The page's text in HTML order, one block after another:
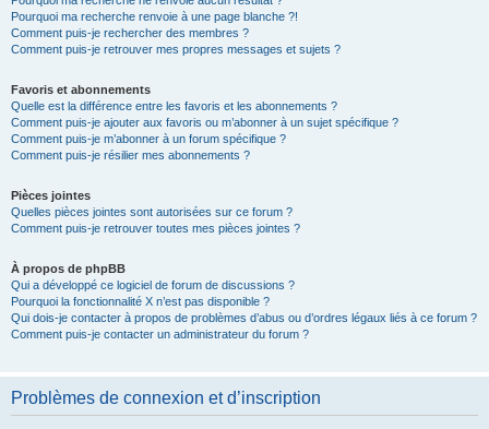
Pourquoi ma recherche renvoie à une page blanche ?!
Comment puis-je rechercher des membres ?
Comment puis-je retrouver mes propres messages et sujets ?
Favoris et abonnements
Quelle est la différence entre les favoris et les abonnements ?
Comment puis-je ajouter aux favoris ou m’abonner à un sujet spécifique ?
Comment puis-je m’abonner à un forum spécifique ?
Comment puis-je résilier mes abonnements ?
Pièces jointes
Quelles pièces jointes sont autorisées sur ce forum ?
Comment puis-je retrouver toutes mes pièces jointes ?
À propos de phpBB
Qui a développé ce logiciel de forum de discussions ?
Pourquoi la fonctionnalité X n’est pas disponible ?
Qui dois-je contacter à propos de problèmes d’abus ou d’ordres légaux liés à ce forum ?
Comment puis-je contacter un administrateur du forum ?
Problèmes de connexion et d’inscription